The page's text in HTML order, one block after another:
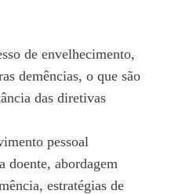
de envelhecimento,
demências, o que são
das diretivas
pessoal
doente, abordagem
estratégias de